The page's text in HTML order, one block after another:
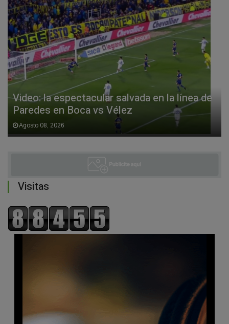
Video: la espectacular salvada en la línea de
Paredes en Boca vs Vélez
Agosto 08, 2026
Visitas